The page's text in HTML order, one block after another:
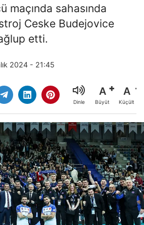
maçında sahasında
Ceske Budejovice
etti.
2024 - 21:45
Dinle
A
Büyüt
A
Küçült